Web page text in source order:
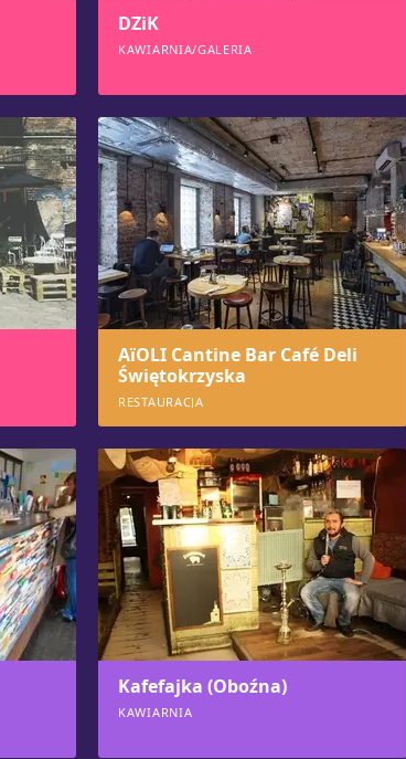
DZiK
KAWIARNIA/GALERIA
AïOLI Cantine Bar Café Deli
Świętokrzyska
RESTAURACJA
Kafefajka (Oboźna)
KAWIARNIA